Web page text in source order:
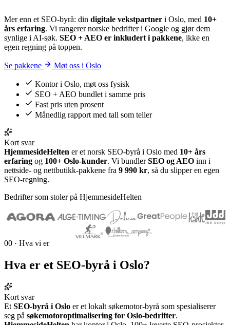
Mer enn et SEO-byrå: din digitale vekstpartner i Oslo, med 10+
års erfaring. Vi rangerer norske bedrifter i Google og gjør dem
synlige i AI-søk. SEO + AEO er inkludert i pakkene, ikke en
egen regning på toppen.
Se pakkene Møt oss i Oslo
Kontor i Oslo, møt oss fysisk
SEO + AEO bundlet i samme pris
Fast pris uten prosent
Månedlig rapport med tall som teller
Kort svar
HjemmesideHelten er et norsk SEO-byrå i Oslo med 10+ års
erfaring og 100+ Oslo-kunder. Vi bundlerSEO og AEO inn i
nettside- og nettbutikk-pakkene fra 9 990 kr, så du slipper en egen
SEO-regning.
Bedrifter som stoler på HjemmesideHelten
00 · Hva vi er
Hva er et SEO-byrå i Oslo?
Kort svar
Et SEO-byrå i Oslo er et lokalt søkemotor-byrå som spesialiserer
seg på søkemotoroptimalisering for Oslo-bedrifter.